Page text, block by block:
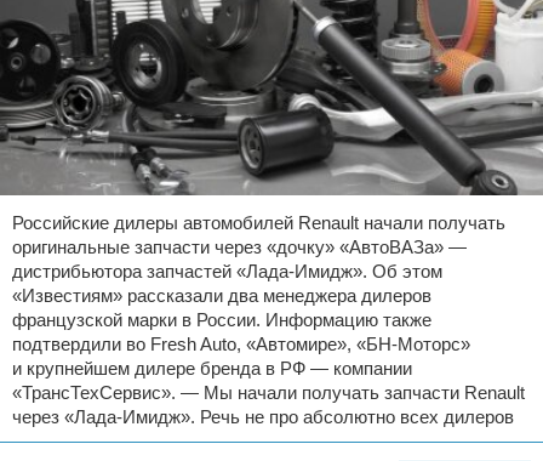
Российские дилеры автомобилей Renault начали получать
оригинальные запчасти через «дочку» «АвтоВАЗа» —
дистрибьютора запчастей «Лада-Имидж». Об этом
«Известиям» рассказали два менеджера дилеров
французской марки в России. Информацию также
подтвердили во Fresh Auto, «Автомире», «БН-Моторс»
и крупнейшем дилере бренда в РФ — компании
«ТрансТехСервис». — Мы начали получать запчасти Renault
через «Лада-Имидж». Речь не про абсолютно всех дилеров